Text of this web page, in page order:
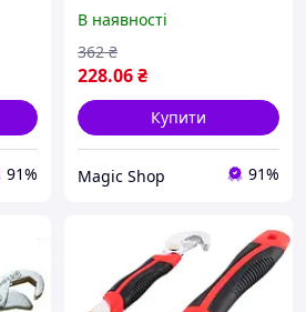
91%
авто, інженерів! BEST
В наявності
228.06₴
362 ₴
Купити
Magic Shop 91%